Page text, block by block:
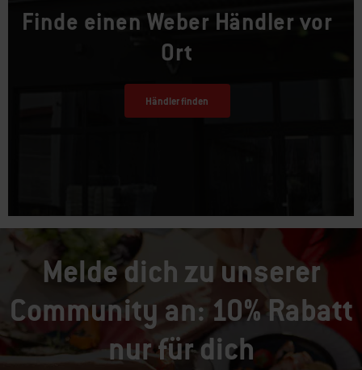
Finde einen Weber Händler vor
Ort
Händler finden
Melde dich zu unserer
Community an: 10% Rabatt
nur für dich